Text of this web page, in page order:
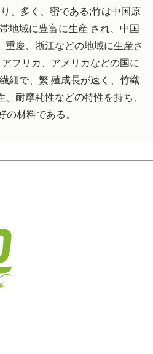
、多く、密である;竹は中国原
地域に豊富に生産 され、中国
重慶、浙江などの地域に生産さ
フリカ、アメリカなどの国に
細で、繁 殖成長が速く、竹織
耐摩耗性などの特性を持ち、
の材料である。